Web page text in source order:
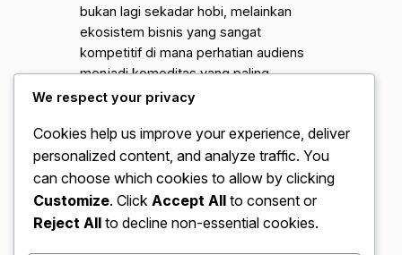
bukan lagi sekadar hobi, melainkan
ekosistem bisnis yang sangat
kompetitif di mana perhatian audiens
menjadi komoditas yang paling
berharga. Banyak kreator pemula
mengunggah video secara rutin adalah
satu-satunya kunci untuk meraih
kesuksesan. Namun, kenyataannya,
tanpa Strategi Branding Channel Vlog
yang…
We respect your privacy
Cookies help us improve your experience, deliver
personalized content, and analyze traffic. You
can choose which cookies to allow by clicking
Customize. Click Accept All to consent or
Reject All to decline non-essential cookies.